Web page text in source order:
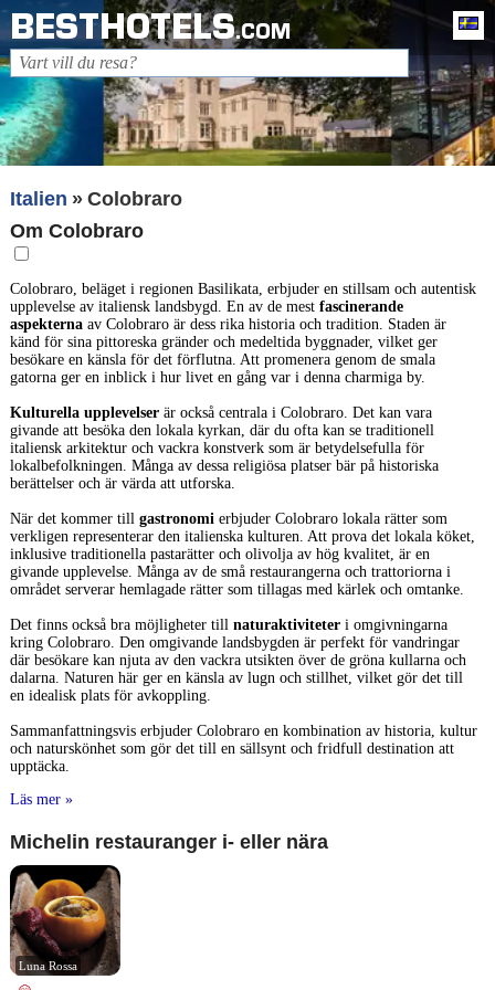
BESTHOTELS.COM
Italien
Colobraro
Om Colobraro
Colobraro, beläget i regionen Basilikata, erbjuder en stillsam och autentisk
upplevelse av italiensk landsbygd. En av de mest fascinerande
aspekternaav Colobraro är dess rika historia och tradition. Staden är
känd för sina pittoreska gränder och medeltida byggnader, vilket ger
besökare en känsla för det förflutna. Att promenera genom de smala
gatorna ger en inblick i hur livet en gång var i denna charmiga by.
Kulturella upplevelserär också centrala i Colobraro. Det kan vara
givande att besöka den lokala kyrkan, där du ofta kan se traditionell
italiensk arkitektur och vackra konstverk som är betydelsefulla för
lokalbefolkningen. Många av dessa religiösa platser bär på historiska
berättelser och är värda att utforska.
När det kommer till gastronomierbjuder Colobraro lokala rätter som
verkligen representerar den italienska kulturen. Att prova det lokala köket,
inklusive traditionella pastarätter och olivolja av hög kvalitet, är en
givande upplevelse. Många av de små restaurangerna och trattoriorna i
området serverar hemlagade rätter som tillagas med kärlek och omtanke.
Det finns också bra möjligheter till naturaktiviteteri omgivningarna
kring Colobraro. Den omgivande landsbygden är perfekt för vandringar
där besökare kan njuta av den vackra utsikten över de gröna kullarna och
dalarna. Naturen här ger en känsla av lugn och stillhet, vilket gör det till
en idealisk plats för avkoppling.
Sammanfattningsvis erbjuder Colobraro en kombination av historia, kultur
och naturskönhet som gör det till en sällsynt och fridfull destination att
upptäcka.
Läs mer »
Michelin restauranger i- eller nära
Luna Rossa